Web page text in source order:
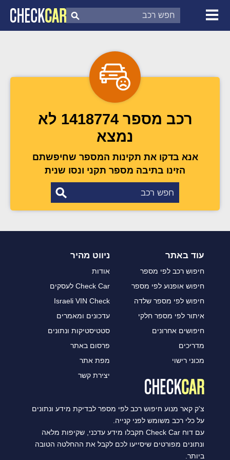
צ'ק קאר
דוח בדיקת רכב
רכב מספר 1418774 לא
נמצא
אנא בדקו את תקינות המספר שחיפשתם
הזינו בתיבה מספר תקני ונסו שנית
עוד באתר
חיפוש רכב לפי מספר
חיפוש אופנוע לפי מספר
חיפוש לפי מספר שלדה
איתור לפי מספר חלקי
חיפושים אחרונים
מדריכים
מכוני רישוי
ניווט מהיר
אודות
Check Car לעסקים
Israeli VIN Check
עדכונים ומאמרים
סטטיסטיקות ונתונים
פרסום באתר
מפת אתר
יצירת קשר
צ'ק קאר מנוע חיפוש רכב לפי מספר לבדיקת מידע ונתונים
על כלי רכב משומש לפני קנייה.
עם דוח Check Car תקבלו מידע עדכני, שקיפות מלאה
ונתונים מפורטים שיסייעו לכם לקבל את ההחלטה הטובה
ביותר.